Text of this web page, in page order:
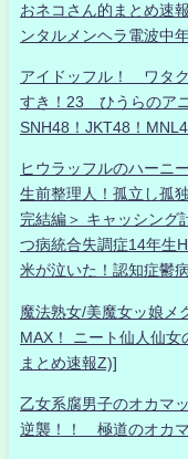
おネコさん的まとめ速
ンタルメンヘラ電波中
アイドッフル！ ワタ
すき！23 ひうらのア
SNH48！JKT48！
ヒウラッフルのハーニ
生前整理人！孤立し孤
完結編＞ キャッシング
つ病統合失調症14年生
米が泣いた！認知症鬱
魔法熟女/美魔女ッ娘メ
MAX！ ニート仙人仙女
まとめ速報Z)]
乙女系腐男子のオカマ
逆襲！！ 極道のオカマ